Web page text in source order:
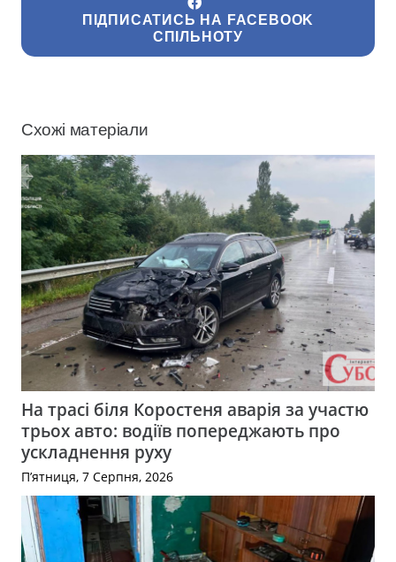
ПІДПИСАТИСЬ НА FACEBOOK
СПІЛЬНОТУ
Схожі матеріали
На трасі біля Коростеня аварія за участю
трьох авто: водіїв попереджають про
ускладнення руху
П’ятниця, 7 Серпня, 2026